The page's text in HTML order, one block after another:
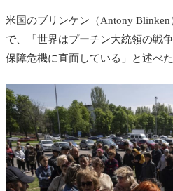
米国のブリンケン（Antony
で、「世界はプーチン大統領の戦
保障危機に直面している」と述べた